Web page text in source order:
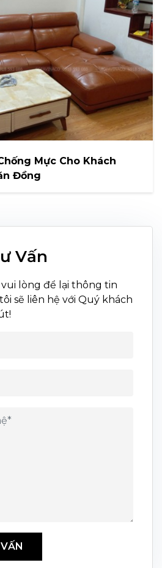
Mực Cho Khách
Đồng
Vấn
lòng để lại thông tin
sẽ liên hệ với Quý khách